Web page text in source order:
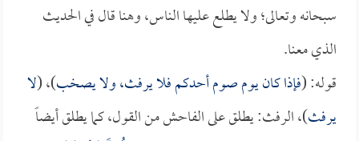
سبحانه وتعالى؛ ولا يطلع عليها الناس، وهنا قال في الحديث
الذي معنا.
قوله: (فإذا كان يوم صوم أحدكم فلا يرفث، ولا يصخب)، (لا
يرفث)، الرفث: يطلق على الفاحش من القول، كما يطلق أيضاً